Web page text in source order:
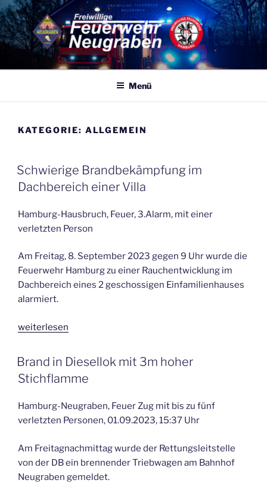
Zum
Inhalt
springen
FF NEUGRABEN
Eine von 86 Freiwilligen Feuerwehren Hamburgs – 365 Tage, 24
Menü
KATEGORIE: ALLGEMEIN
VERÖFFENTLICHT
AM
Schwierige Brandbekämpfung im
Dachbereich einer Villa
Hamburg-Hausbruch, Feuer, 3.Alarm, mit einer
verletzten Person
Am Freitag, 8. September 2023 gegen 9 Uhr wurde die
Feuerwehr Hamburg zu einer Rauchentwicklung im
Dachbereich eines 2 geschossigen Einfamilienhauses
alarmiert.
„Schwierige
im
Dachbereich
einer
weiterlesen
VERÖFFENTLICHT
AM
Brand in Diesellok mit 3m hoher
Stichflamme
Hamburg-Neugraben, Feuer Zug mit bis zu fünf
verletzten Personen, 01.09.2023, 15:37 Uhr
Am Freitagnachmittag wurde der Rettungsleitstelle
von der DB ein brennender Triebwagen am Bahnhof
Neugraben gemeldet.